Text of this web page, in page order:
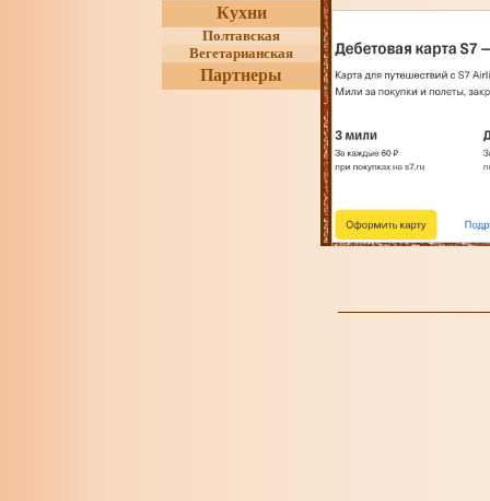
Кухни
Полтавская
Вегетарианская
Партнеры